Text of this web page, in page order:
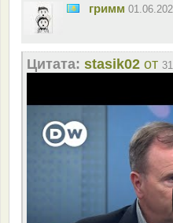
гримм
Цитата: stasik02 от